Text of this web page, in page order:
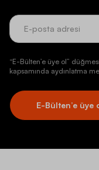
“E-Bülten’e üye ol”
kapsamında aydınlatma
E-Bülten’e üye